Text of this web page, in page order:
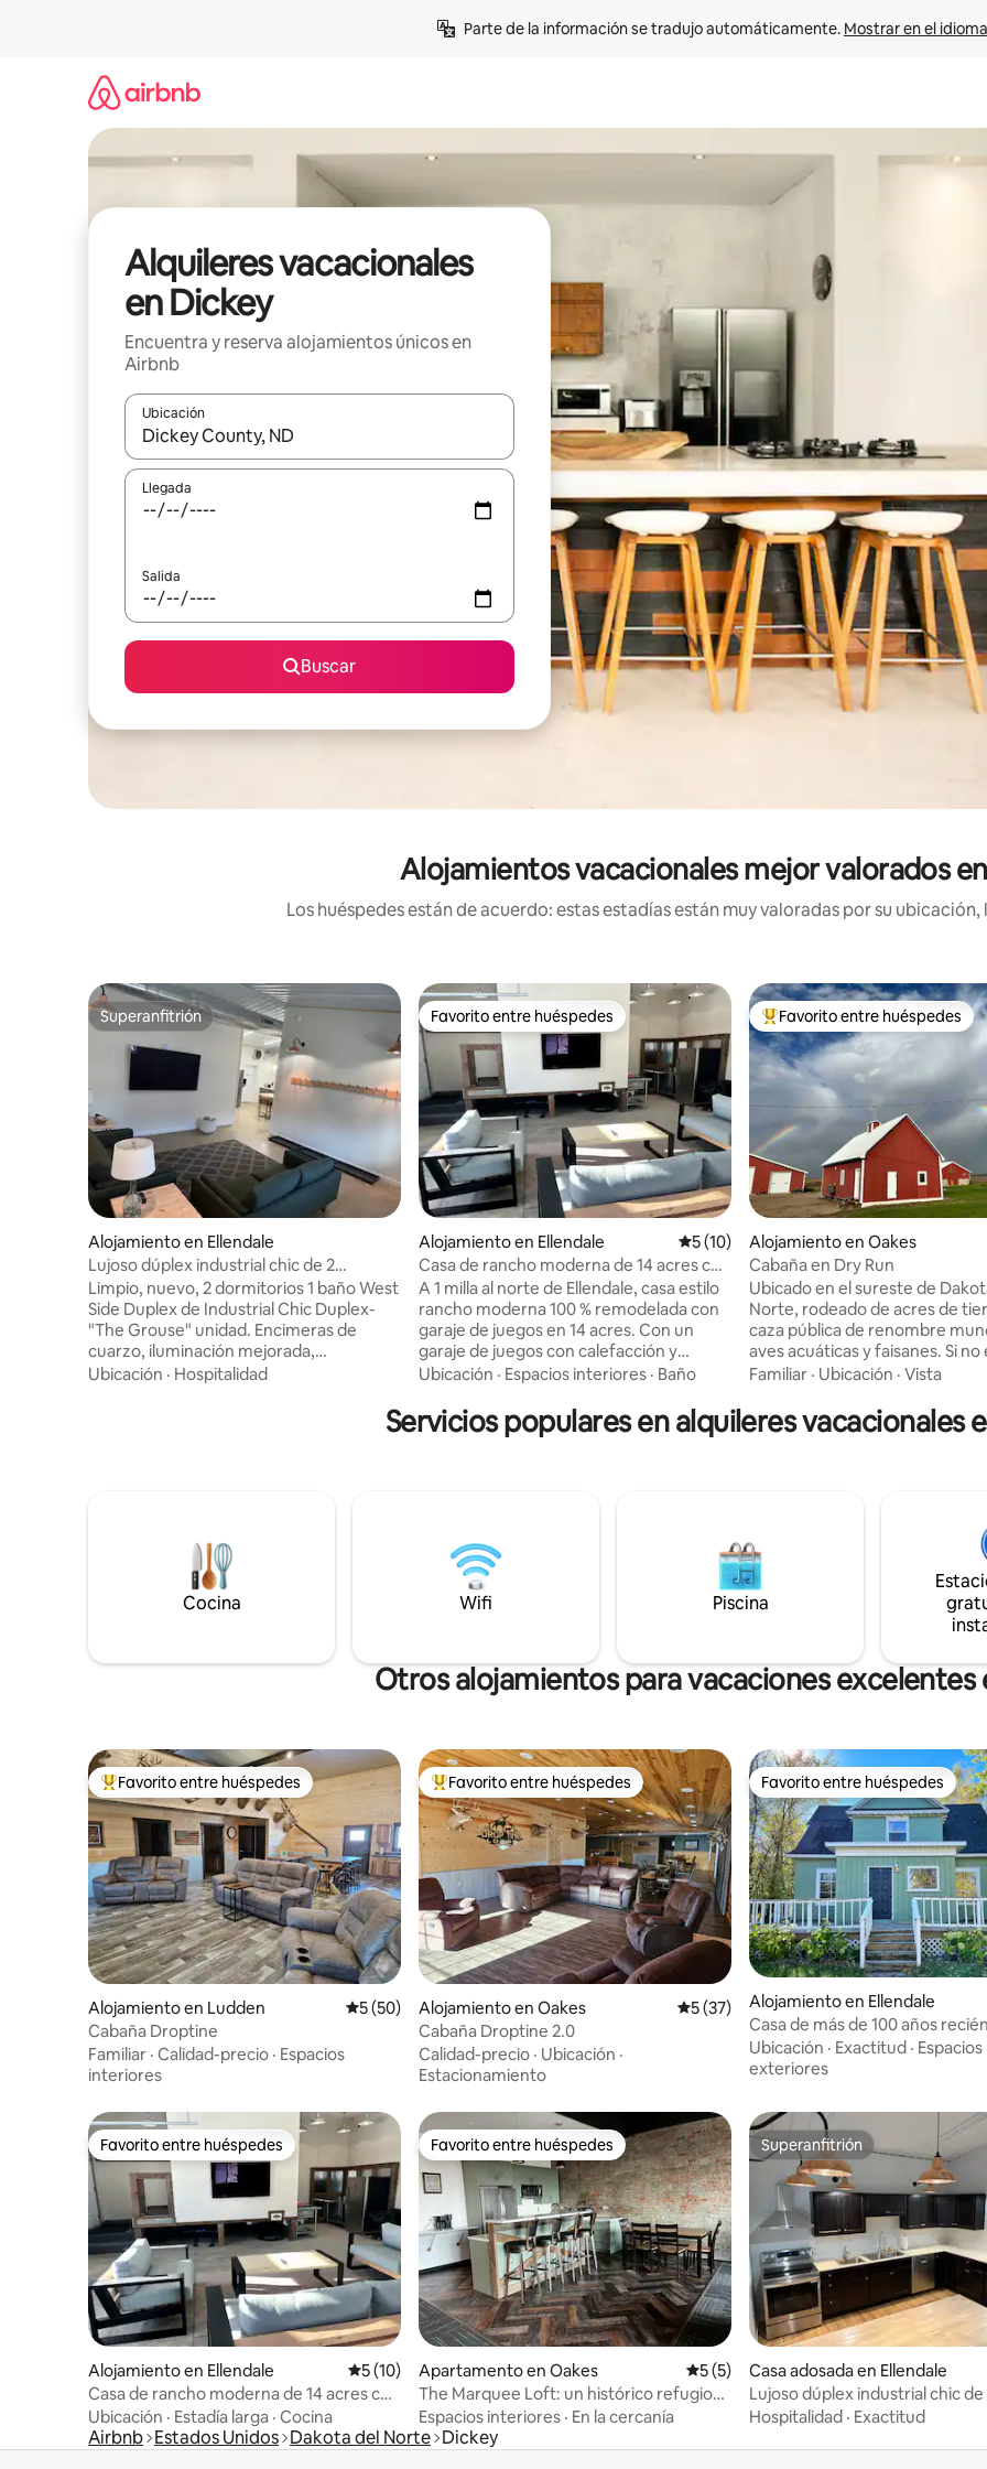
Parte de la información se tradujo automáticamente. Mostrar en el
Alquileres vacacionales
en Dickey
Encuentra y reserva alojamientos únicos en
Airbnb
Ubicación
Cuando los resultados estén disponibles, navega con las teclas de flecha hacia arriba y hacia abajo o explora con el
Llegada
Salida
Buscar
Alojamientos vacacionales mejor valorados
Los huéspedes están de acuerdo: estas estadías están muy valoradas por su
Superanfitrión
Superanfitrión
Alojamiento en Ellendale
Lujoso dúplex industrial chic de 2
dormitorios y 1 baño
Limpio, nuevo, 2 dormitorios 1 baño West
Side Duplex de Industrial Chic Duplex-
"The Grouse" unidad. Encimeras de
cuarzo, iluminación mejorada,
aislamiento acústico en las paredes para
de 50" en las habitaciones, lavandería con
estanterías de acero inoxidable. Luces de
cobre en bruto y latón fundido.
Ventiladores en ambas habitaciones.
Mesas personalizadas de madera dura y
Ubicación · Hospitalidad
Favorito entre huéspedes
Favorito entre huéspedes
Alojamiento en Ellendale Calificación promedio: 5 de 5, 10 reseñas
5 (10)
Casa de rancho moderna de 14 acres con
garaje de juegos
A 1 milla al norte de Ellendale, casa estilo
rancho moderna 100 % remodelada con
garaje de juegos en 14 acres. Con un
garaje de juegos con calefacción y
refrigeración (sin estacionamiento en el
amigos y los cazadores, esta casa es el
lugar más agradable de la zona. El garaje
árboles de 150 pies a 8 acres por donde
pasa mucha vida silvestre. El paisajismo
debe realizarse esta primavera.
Ubicación · Espacios interiores · Baño
Favorito entre huéspedes
Favorito entre huéspedes
Alojamiento en Oakes
Cabaña en Dry Run
Ubicado en el sureste de
Norte, rodeado de acres de
caza pública de renombre
aves acuáticas y faisanes. Si no
cazador, ¡tenemos espacio para
familiares de cualquier
Capacidad para 20 personas. -
profundo. - Perrera
de entretenimiento al aire libre
parrilla y fogata de propano
incluido). - Wifi, aire
por cable. *¡Busca en las redes
The Dry Run Lodge-Oakes, ND
Familiar · Ubicación · Vista
Servicios populares en alquileres vacacionales
Cocina Wifi Piscina
Otros alojamientos para vacaciones excelentes
Favorito entre huéspedes preferido
Favorito entre huéspedes
Alojamiento en Ludden Calificación promedio: 5 de 5, 50 reseñas
5 (50)
Cabaña Droptine
Familiar · Calidad-precio · Espacios
interiores
Favorito entre huéspedes preferido
Favorito entre huéspedes
Alojamiento en Oakes Calificación promedio: 5 de 5, 37 reseñas
5 (37)
Cabaña Droptine 2.0
Calidad-precio · Ubicación ·
Estacionamiento
Favorito entre huéspedes
Favorito entre huéspedes
Alojamiento en Ellendale
Casa de más de 100 años recién
remodelada de 3 dormitorios y
Ubicación · Exactitud · Espacios
exteriores
Favorito entre huéspedes
Favorito entre huéspedes
Alojamiento en Ellendale Calificación promedio: 5 de 5, 10 reseñas
5 (10)
Casa de rancho moderna de 14 acres con
garaje de juegos
Ubicación · Estadía larga · Cocina
Favorito entre huéspedes
Favorito entre huéspedes
Apartamento en Oakes Calificación promedio: 5 de 5, 5 reseñas
5 (5)
The Marquee Loft: un histórico refugio
de lujo
Espacios interiores · En la cercanía
Superanfitrión
Superanfitrión
Casa adosada en Ellendale
Lujoso dúplex industrial chic de
dormitorios y 2 baños
Hospitalidad · Exactitud
Airbnb Estados Unidos Dakota del Norte Dickey